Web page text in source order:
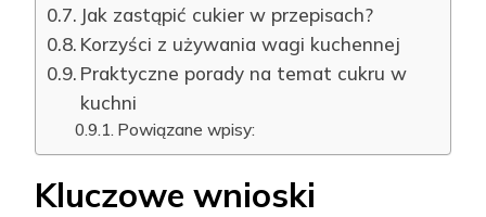
Jak zastąpić cukier w przepisach?
Korzyści z używania wagi kuchennej
Praktyczne porady na temat cukru w
kuchni
Powiązane wpisy:
Kluczowe wnioski